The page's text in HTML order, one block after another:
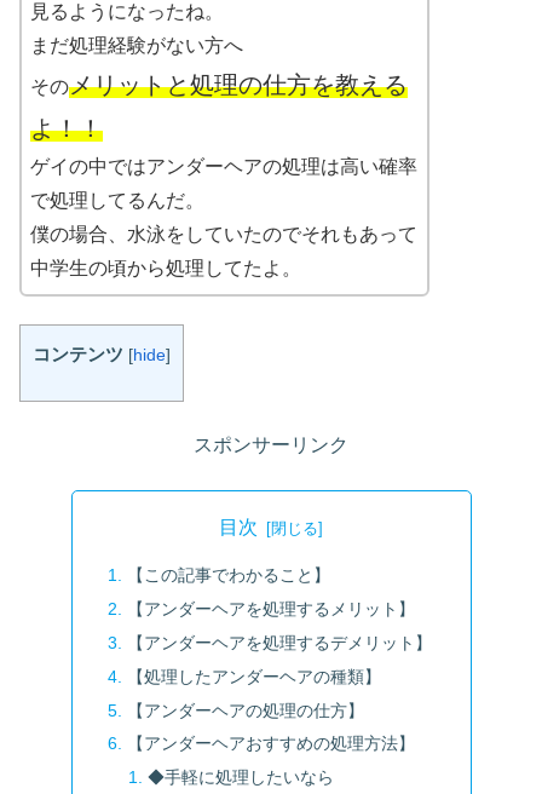
見るようになったね。
まだ処理経験がない方へ
そのメリットと処理の仕方を教える
よ！！
ゲイの中ではアンダーヘアの処理は高い確率
で処理してるんだ。
僕の場合、水泳をしていたのでそれもあって
中学生の頃から処理してたよ。
コンテンツ [hide]
スポンサーリンク
目次
【この記事でわかること】
【アンダーヘアを処理するメリット】
【アンダーヘアを処理するデメリット】
【処理したアンダーヘアの種類】
【アンダーヘアの処理の仕方】
【アンダーヘアおすすめの処理方法】
◆手軽に処理したいなら